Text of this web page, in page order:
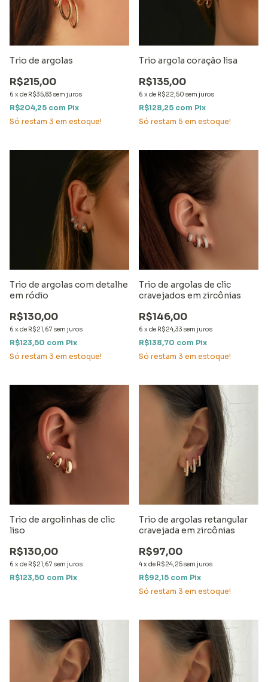
Trio de argolas
R$215,00
6 x de R$35,83 sem juros
R$204,25 com Pix
Só restam 3 em estoque!
Trio argola coração lisa
R$135,00
6 x de R$22,50 sem juros
R$128,25 com Pix
Só restam 5 em estoque!
Trio de argolas com detalhe
em ródio
R$130,00
6 x de R$21,67 sem juros
R$123,50 com Pix
Só restam 3 em estoque!
Trio de argolas de clic
cravejados em zircônias
R$146,00
6 x de R$24,33 sem juros
R$138,70 com Pix
Só restam 3 em estoque!
Trio de argolinhas de clic
liso
R$130,00
6 x de R$21,67 sem juros
R$123,50 com Pix
Trio de argolas retangular
cravejada em zircônias
R$97,00
4x de R$24,25sem juros
R$92,15 com Pix
Só restam 3 em estoque!